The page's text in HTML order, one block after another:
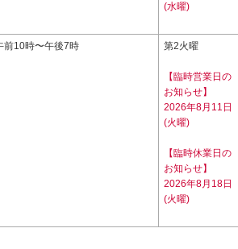
(水曜)
前10時〜午後7時 第2火曜
【臨時営業日の
お知らせ】
2026年8月11日
(火曜)
【臨時休業日の
お知らせ】
2026年8月18日
(火曜)